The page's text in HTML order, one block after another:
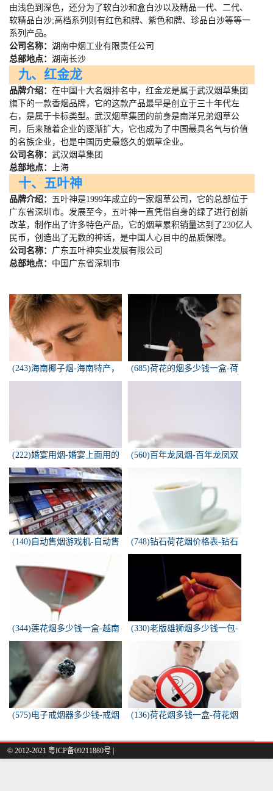
由浅色到深色，还分为了软白沙和盒白沙以及精品一代、二代、
软精品白沙;高档系列则有红色和牌、紫色和牌、珍品白沙等等一
系列产品。
公司名称： 湖南中烟工业有限责任公司
总部地点： 湖南长沙
九、红金龙
品牌介绍： 在中国十大名烟排名中，红金龙是属于武汉烟草集团
旗下的一款香烟品牌，它的这款产品最早是创立于三十年代左
右，是属于卡标类型。武汉烟草集团的前身是南洋兄弟烟草公
司，后来随着企业的逐渐扩大，它也成为了中国最具名气与价值
的名族企业，也是中国历史最悠久的烟草企业。
公司名称： 武汉烟草集团
总部地点：
上海
十、五叶神
品牌介绍： 五叶神是1999年成立的一家烟草公司，它的总部位于
广东省深圳市。发展至今，五叶神一直凭借自身的绿了进行创新
改革，制作出了许多特色产品，它的烟草累积销量达到了230亿人
民币，创造出了无数的神话，是中国人心目中的品质保障。
公司名称： 广东五叶神实业发展有限公司
总部地点： 中国广东省深圳市
(243)海南椰子烟-海南特产，
椰子香烟，槟榔香烟，叶子包
(685)荷花的烟多少钱一盒-荷
花烟多少钱一盒
(222)婚宴用烟-婚宴上面用的
烟是怎样的
(560)百年龙凤烟-百年龙凤双
(140)自动售烟游戏机-自动售
(748)钻石荷花烟价格表-钻石
荷花烟多少钱一包
(344)莲花烟多少钱一盒-越南
莲花香烟这款多少钱一条？
(330)老版雄狮烟多少钱一包-
雄狮烟多少钱一包了哦！
(575)电子戒烟器多少钱-戒烟
(136)荷花烟多钱一盒-荷花烟
© 2012-2021 粤ICP备09211880号 |